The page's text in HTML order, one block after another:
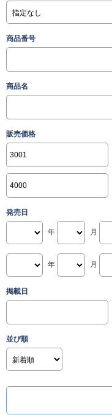
商品番号
商品名
販売価格
発売日
年 月
年 月
掲載日
並び順